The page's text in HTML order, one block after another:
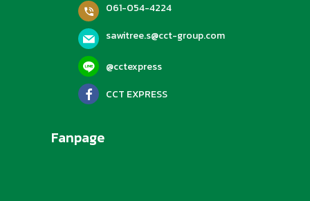
061-054-4224
sawitree.s@cct-group.com
@cctexpress
CCT EXPRESS
Fanpage